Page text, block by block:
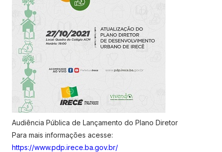
Audiência Pública de Lançamento do Plano Diretor
Para mais informações acesse:
https://www.pdp.irece.ba.gov.br/